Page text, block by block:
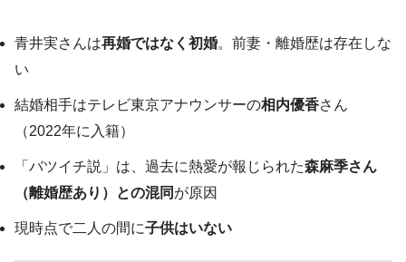
青井実さんは再婚ではなく初婚。前妻・離婚歴は存在しな
い
結婚相手はテレビ東京アナウンサーの相内優香さん
（2022年に入籍）
「バツイチ説」は、過去に熱愛が報じられた森麻季さん
（離婚歴あり）との混同 が原因
現時点で二人の間に子供はいない